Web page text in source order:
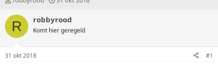
p
a
a
t
R robbyrood
Komt hier geregeld
31 okt 2018 #1